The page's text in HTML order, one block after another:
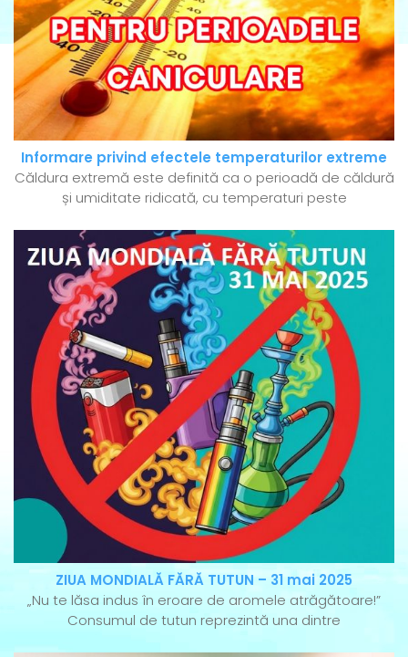
Informare privind efectele temperaturilor extreme
Căldura extremă este definită ca o perioadă de căldură
și umiditate ridicată, cu temperaturi peste
ZIUA MONDIALĂ FĂRĂ TUTUN – 31 mai 2025
„Nu te lăsa indus în eroare de aromele atrăgătoare!”
Consumul de tutun reprezintă una dintre